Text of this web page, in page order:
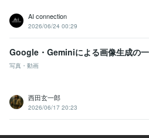
AI connection
2026/06/24 00:29
Google・Geminiによる画像生成の
写真・動画
西田玄一郎
2026/06/17 20:23